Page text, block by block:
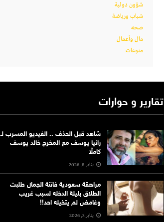
شؤون دولية
شباب ورياضة
صحه
مال وأعمال
منوعات
تقارير و حوارات
شاهد قبل الحذف .. الفيديو المسرب لـ
رانيا يوسف مع المخرج خالد يوسف
كاملًا
يناير 8, 2026
مراهقة سعودية فاتنة الجمال طلبت
الطلاق بليلة الدخله لسبب غريب
وغامض لم يتخيله احد!!
يناير 3, 2026